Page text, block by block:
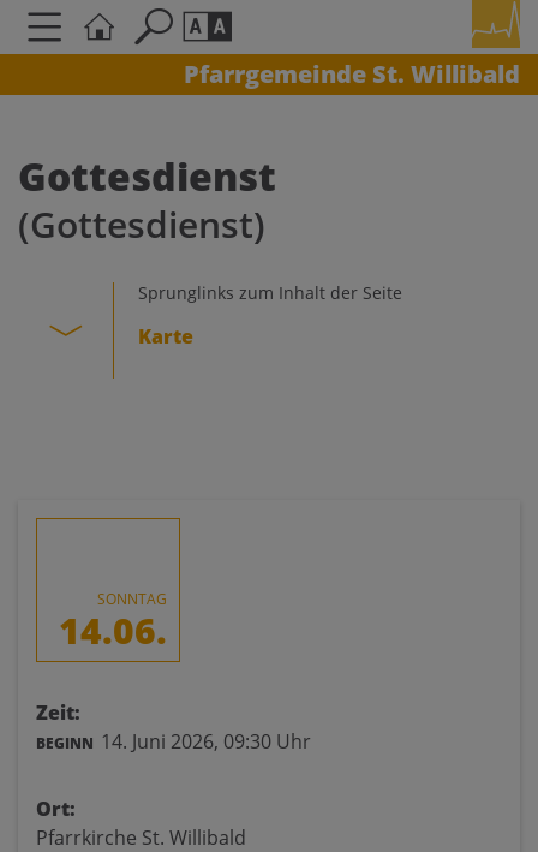
Pfarrgemeinde St. Willibald
AA A
Kontrasteinstellungen
A
Gottesdienst
(Gottesdienst)
Sprunglinks zum Inhalt der Seite
Karte
SONNTAG
14.06.
Zeit:
BEGINN 14. Juni 2026, 09:30 Uhr
Ort:
Pfarrkirche St. Willibald